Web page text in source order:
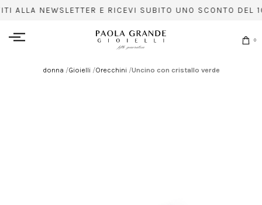
ALLA NEWSLETTER E RICEVI SUBITO UNO SCONTO
0
donna /Gioielli /Orecchini /Uncino con cristallo verde